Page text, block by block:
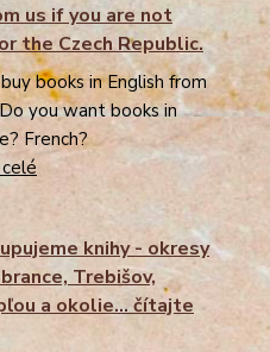
us if you are not
the Czech Republic.
books in English from
you want books in
French?
knihy - okresy
Trebišov,
a okolie... čítajte